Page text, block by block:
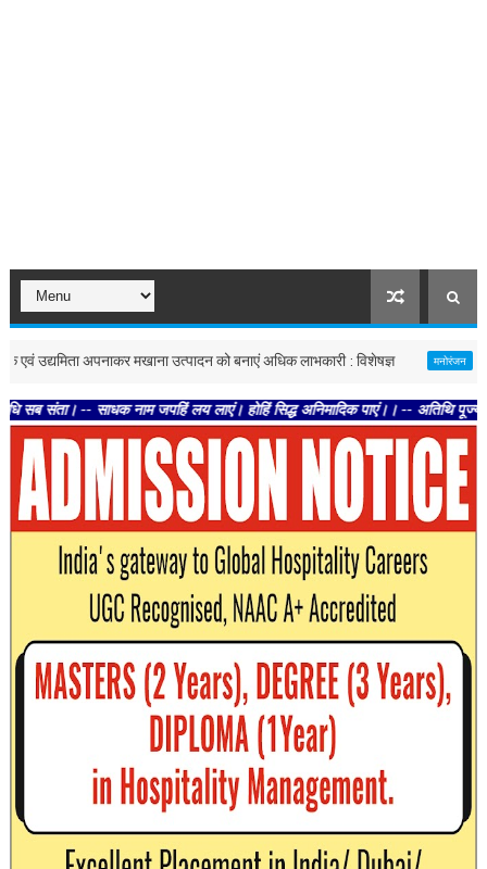
अपनाकर मखाना उत्पादन को बनाएं अधिक लाभकारी : विशेषज्ञ मनोरंजन मुंबई :
नाम जपहिं लय लाएं। होहिं सिद्ध अनिमादिक पाएं।। -- अतिथि पूज्य प्रियतम